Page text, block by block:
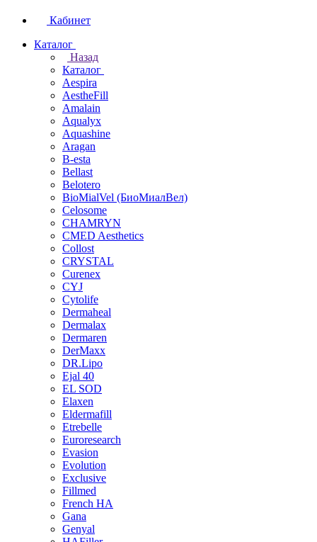
Кабинет
Каталог
Назад
Каталог
Aespira
AestheFill
Amalain
Aqualyx
Aquashine
Aragan
B-esta
Bellast
Belotero
BioMialVel (БиоМиалВел)
Celosome
CHAMRYN
CMED Aesthetics
Collost
CRYSTAL
Curenex
CYJ
Cytolife
Dermaheal
Dermalax
Dermaren
DerMaxx
DR.Lipo
Ejal 40
EL SOD
Elaxen
Eldermafill
Etrebelle
Euroresearch
Evasion
Evolution
Exclusive
Fillmed
French HA
Gana
Genyal